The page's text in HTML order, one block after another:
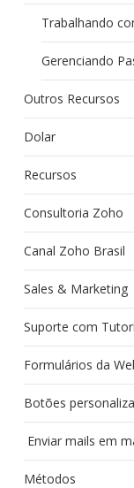
Trabalhando
Gerenciando
Outros Recursos
Dolar
Recursos
Consultoria Zoho
Canal Zoho Brasil
Sales & Marketing
Suporte com
Formulários da
Botões
Enviar mails em
Métodos